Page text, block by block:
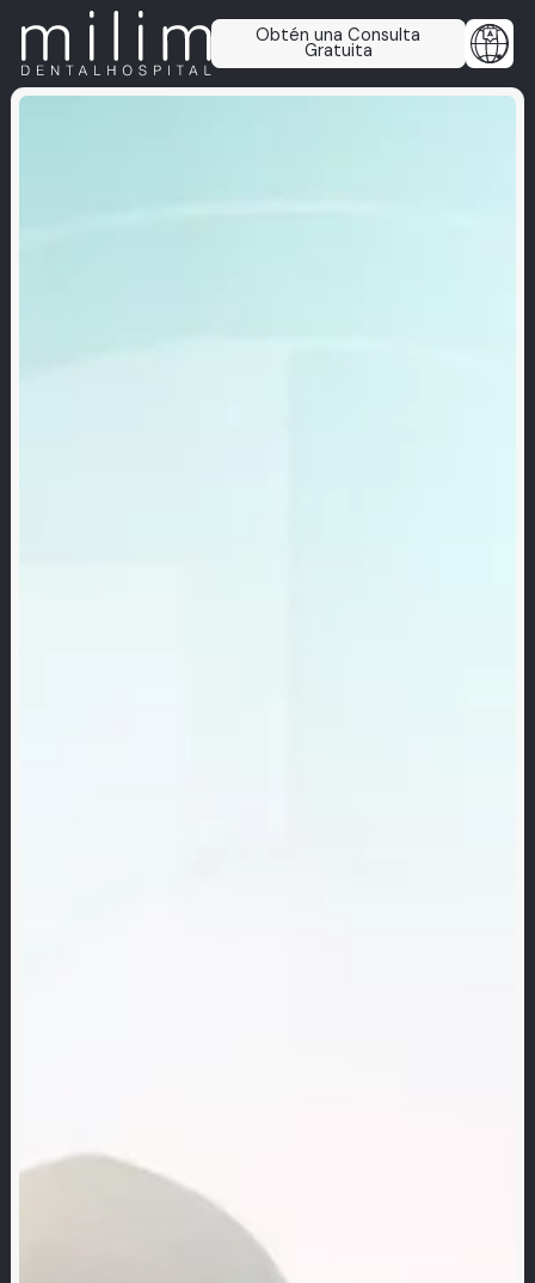
Obtén una Consulta
Gratuita